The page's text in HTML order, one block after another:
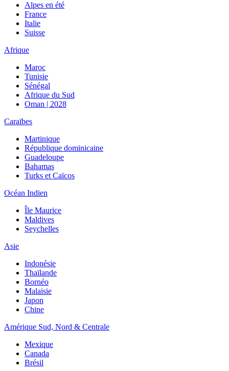
Alpes en été
France
Italie
Suisse
Afrique
Maroc
Tunisie
Sénégal
Afrique du Sud
Oman | 2028
Caraïbes
Martinique
République dominicaine
Guadeloupe
Bahamas
Turks et Caïcos
Océan Indien
Île Maurice
Maldives
Seychelles
Asie
Indonésie
Thaïlande
Bornéo
Malaisie
Japon
Chine
Amérique Sud, Nord & Centrale
Mexique
Canada
Brésil